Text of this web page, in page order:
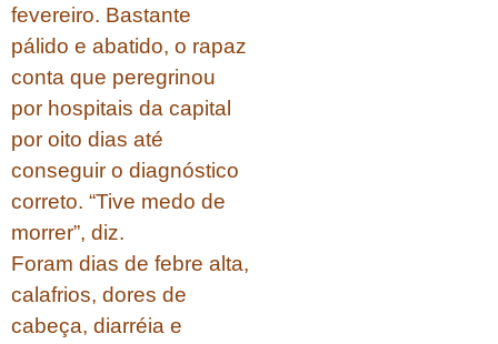
fevereiro. Bastante
pálido e abatido, o rapaz
conta que peregrinou
por hospitais da capital
por oito dias até
conseguir o diagnóstico
correto. “Tive medo de
morrer”, diz.
Foram dias de febre alta,
calafrios, dores de
cabeça, diarréia e